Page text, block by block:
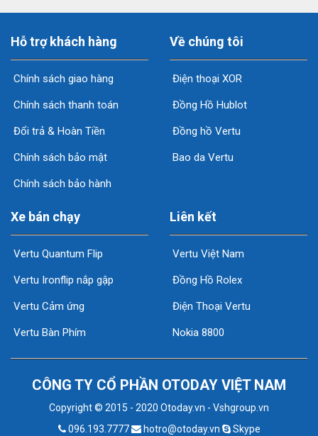
Hỗ trợ khách hàng
Chính sách giao hàng
Chính sách thanh toán
Đổi trả & Hoàn Tiền
Chính sách bảo mật
Chính sách bảo hành
Về chúng tôi
Điện thoại XOR
Đồng Hồ Hublot
Đồng hồ Vertu
Bao da Vertu
Xe bán chạy
Vertu Quantum Flip
Vertu Ironflip nắp gập
Vertu Cảm ứng
Vertu Bàn Phím
Liên kết
Vertu Việt Nam
Đồng Hồ Rolex
Điện Thoại Vertu
Nokia 8800
CÔNG TY CỔ PHẦN OTODAY VIỆT NAM
Copyright © 2015 - 2020 Otoday.vn - Vshgroup.vn
096.193.7777
hotro@otoday.vn Skype